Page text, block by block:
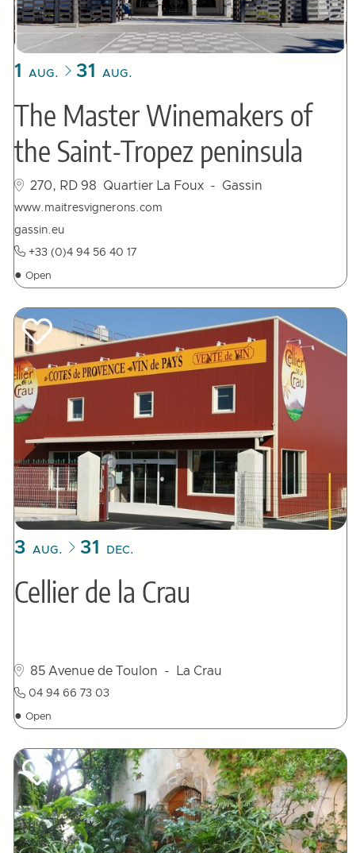
1 AUG. 31 AUG.
The Master Winemakers of
the Saint-Tropez peninsula
270, RD 98 Quartier La Foux- Gassin
www.maitresvignerons.com
gassin.eu
+33 (0)4 94 56 40 17
● Open
3 AUG. 31 DEC.
Cellier de la Crau
85 Avenue de Toulon - La Crau
04 94 66 73 03
● Open